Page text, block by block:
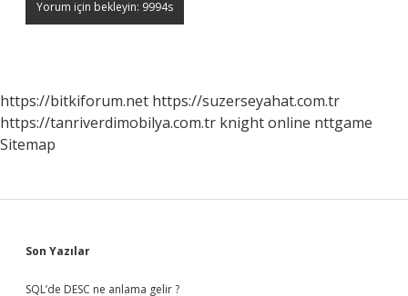
https://bitkiforum.net https://suzerseyahat.com.tr
https://tanriverdimobilya.com.tr knight online nttgame
Sitemap
Sidebar
Son Yazılar
SQL’de DESC ne anlama gelir ?